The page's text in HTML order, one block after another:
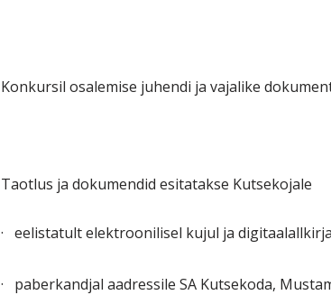
Konkursil osalemise juhendi ja vajalike
Taotlus ja dokumendid esitatakse Kutsekojale
· eelistatult elektroonilisel kujul ja
·
paberkandjal aadressile SA Kutsekoda,